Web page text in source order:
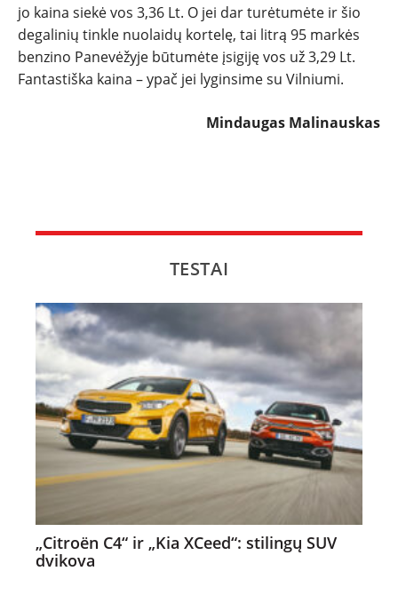
jo kaina siekė vos 3,36 Lt. O jei dar turėtumėte ir šio
degalinių tinkle nuolaidų kortelę, tai litrą 95 markės
benzino Panevėžyje būtumėte įsigiję vos už 3,29 Lt.
Fantastiška kaina – ypač jei lyginsime su Vilniumi.
Mindaugas Malinauskas
TESTAI
„Citroën C4“ ir „Kia XCeed“: stilingų SUV
dvikova